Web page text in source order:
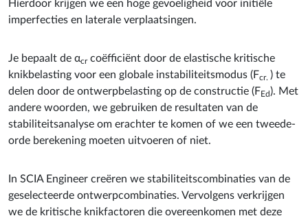
imperfecties en laterale verplaatsingen.
Je bepaalt de α
coëfficiënt door de elastische kritische
knikbelasting voor een globale instabiliteitsmodus (F
) te
delen door de ontwerpbelasting op de constructie (F
). Met
andere woorden, we gebruiken de resultaten van de
stabiliteitsanalyse om erachter te komen of we een tweede-
orde berekening moeten uitvoeren of niet.
In SCIA Engineer creëren we stabiliteitscombinaties van de
geselecteerde ontwerpcombinaties. Vervolgens verkrijgen
we de kritische knikfactoren die overeenkomen met deze